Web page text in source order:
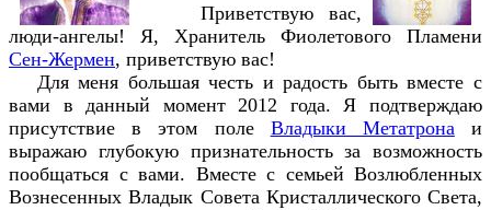
Приветствую вас,
люди-ангелы! Я, Хранитель Фиолетового Пламени
Сен-Жермен, приветствую вас!
Для меня большая честь и радость быть вместе с
вами в данный момент 2012 года. Я подтверждаю
присутствие в этом поле Владыки Метатрона и
выражаю глубокую признательность за возможность
пообщаться с вами. Вместе с семьей Возлюбленных
Вознесенных Владык Совета Кристаллического Света,